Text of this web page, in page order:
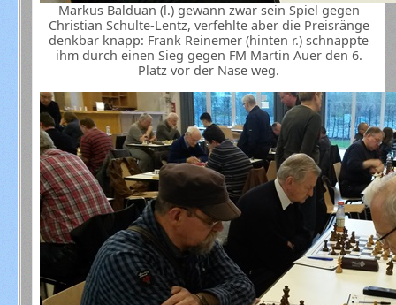
Markus Balduan (l.) gewann zwar sein Spiel gegen
Christian Schulte-Lentz, verfehlte aber die Preisränge
denkbar knapp: Frank Reinemer (hinten r.) schnappte
ihm durch einen Sieg gegen FM Martin Auer den 6.
Platz vor der Nase weg.